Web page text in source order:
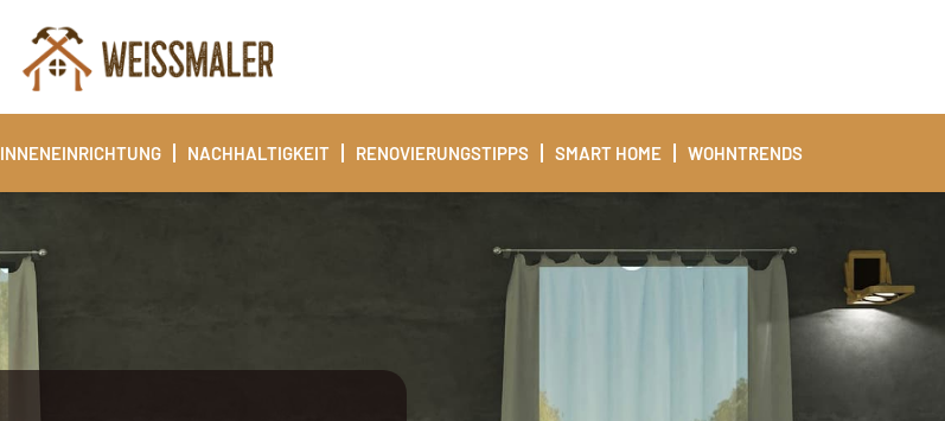
INNENEINRICHTUNG NACHHALTIGKEIT RENOVIERUNGSTIPPS SMART HOME WOHNTRENDS